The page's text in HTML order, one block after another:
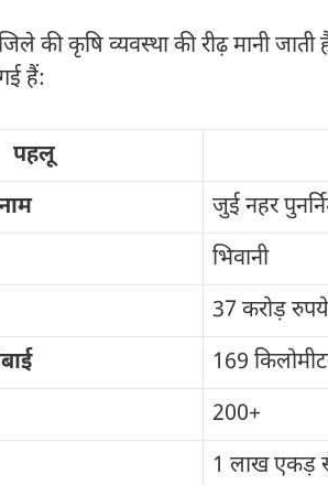
की कृषि व्यवस्था की रीढ़ मानी
हैं:
पहलू
जुई नहर
भिवानी
37 करोड़ रुपये
169
200+
1 लाख एकड़